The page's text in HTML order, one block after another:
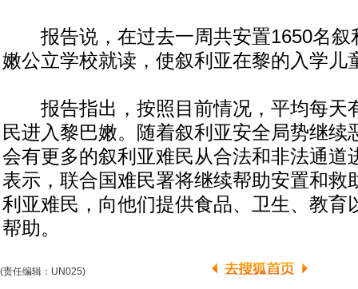
报告说，在过去一周共安置1650名叙
嫩公立学校就读，使叙利亚在黎的入学儿
报告指出，按照目前情况，平均每天
民进入黎巴嫩。随着叙利亚安全局势继续
会有更多的叙利亚难民从合法和非法通道
表示，联合国难民署将继续帮助安置和救
利亚难民，向他们提供食品、卫生、教育
帮助。
(责任编辑：UN025)